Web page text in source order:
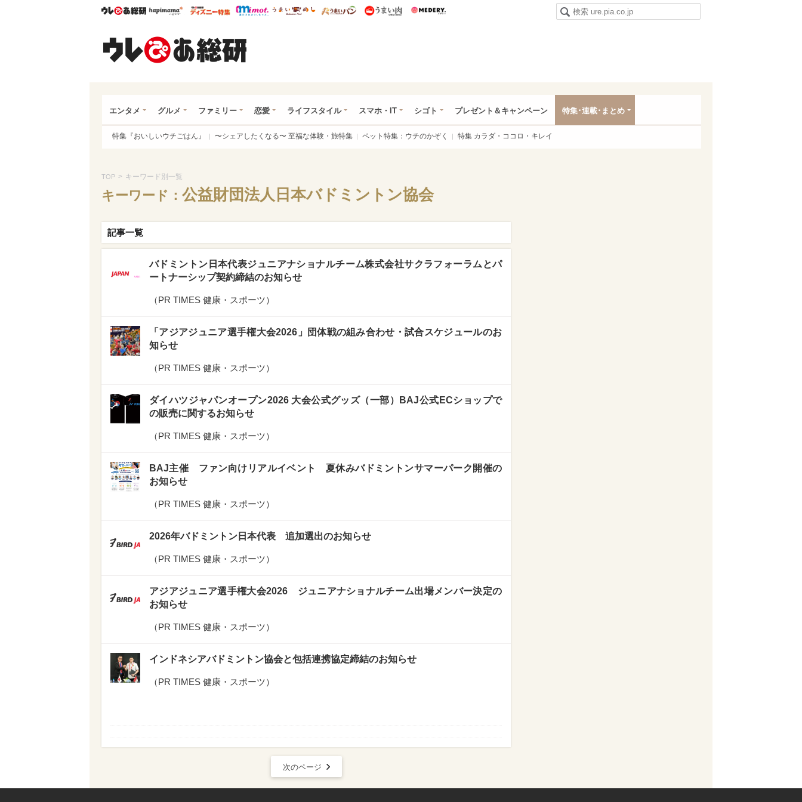
ウレぴあ総研ハピママ* ウレぴあ総研 ディズニー特集
mimot. うまいめし うまいパン うまい肉
エンタメ グルメ ファミリー 恋愛 ライフスタイル スマホ・IT シゴト プレゼント＆キャンペーン 特集･連載･まとめ
特集『おいしいウチごはん』 〜シェアしたくなる〜 至福な体験・旅特集 ペット特集：ウチのかぞく 特集 カラダ・ココロ・キレイ
TOP > キーワード別一覧
キーワード： 公益財団法人日本バドミントン協会
記事一覧
バドミントン日本代表ジュニアナショナルチーム株式会社サクラフォーラムとパ
ートナーシップ契約締結のお知らせ
（PR TIMES 健康・スポーツ）
「アジアジュニア選手権大会2026」団体戦の組み合わせ・試合スケジュールのお
知らせ
（PR TIMES 健康・スポーツ）
ダイハツジャパンオープン2026 大会公式グッズ（一部）BAJ公式ECショップで
の販売に関するお知らせ
（PR TIMES 健康・スポーツ）
BAJ主催 ファン向けリアルイベント 夏休みバドミントンサマーパーク開催の
お知らせ
（PR TIMES 健康・スポーツ）
2026年バドミントン日本代表 追加選出のお知らせ
（PR TIMES 健康・スポーツ）
アジアジュニア選手権大会2026 ジュニアナショナルチーム出場メンバー決定の
お知らせ
（PR TIMES 健康・スポーツ）
インドネシアバドミントン協会と包括連携協定締結のお知らせ
（PR TIMES 健康・スポーツ）
次のページ